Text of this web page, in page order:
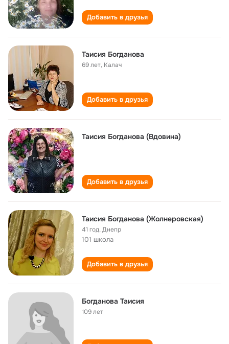
Добавить в друзья
Таисия Богданова
69 лет, Калач
Добавить в друзья
Таисия Богданова (Вдовина)
Добавить в друзья
Таисия Богданова (Жолнеровская)
41 год,Днепр
101 школа
Добавить в друзья
Богданова Таисия
109 лет